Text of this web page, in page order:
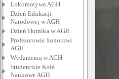
Lokomotywa AGH
Dzień Edukacji
Narodowej w AGH
Dzień Hutnika w AGH
Profesorowie honorowi
AGH
Wydarzenia w AGH
Studenckie Koła
Naukowe AGH